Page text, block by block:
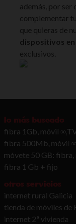
además, por ser
complementar
que quieras de
dispositivos
exclusivos.
lo más buscado
fibra 1Gb, móvil
fibra 500Mb, móvil
móvete 50 GB:
fibra 1 Gb + fijo
otros servicios
internet rural Galicia
tienda de móviles de
internet 2ª vivienda